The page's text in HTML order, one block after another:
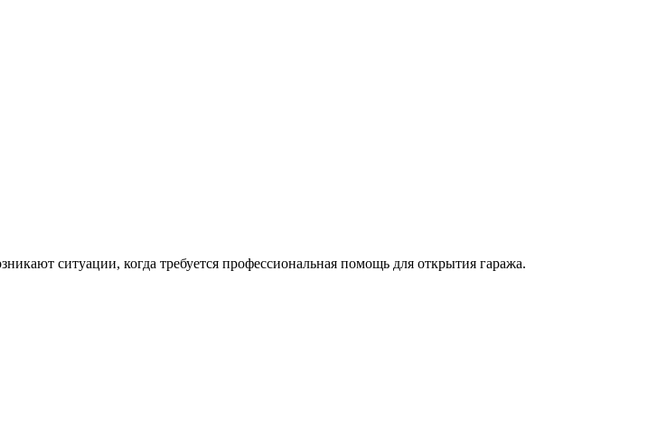
ситуации, когда требуется профессиональная помощь для открытия гаража.